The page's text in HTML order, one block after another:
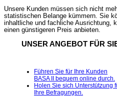
Unsere Kunden müssen sich nicht
statistischen Belange kümmern. Sie
inhaltliche und fachliche Ausrichtung,
einen günstigeren Preis anbieten.
UNSER ANGEBOT FÜR
Führen Sie für Ihre Kunden
BASA II bequem online durch.
Holen Sie sich Unterstützung
Ihre Befragungen.